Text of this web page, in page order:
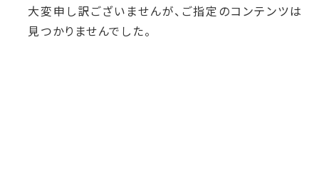
大変申し訳ございませんが、ご指定のコンテンツは
見つかりませんでした。